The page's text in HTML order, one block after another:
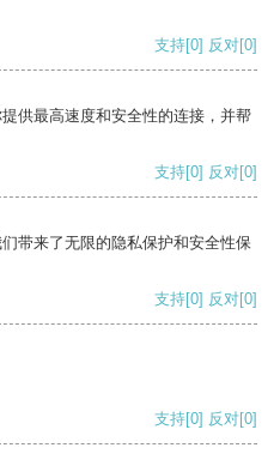
支持[0] 反对[0]
供最高速度和安全性的连接，并帮
支持[0] 反对[0]
带来了无限的隐私保护和安全性保
支持[0] 反对[0]
支持[0] 反对[0]